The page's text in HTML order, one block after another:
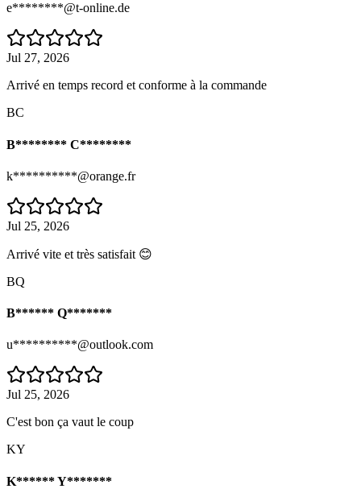
e********@t-online.de
Jul 27, 2026
Arrivé en temps record et conforme à la commande
BC
B******** C********
k**********@orange.fr
Jul 25, 2026
Arrivé vite et très satisfait 😊
BQ
B****** Q*******
u**********@outlook.com
Jul 25, 2026
C'est bon ça vaut le coup
KY
K****** Y*******